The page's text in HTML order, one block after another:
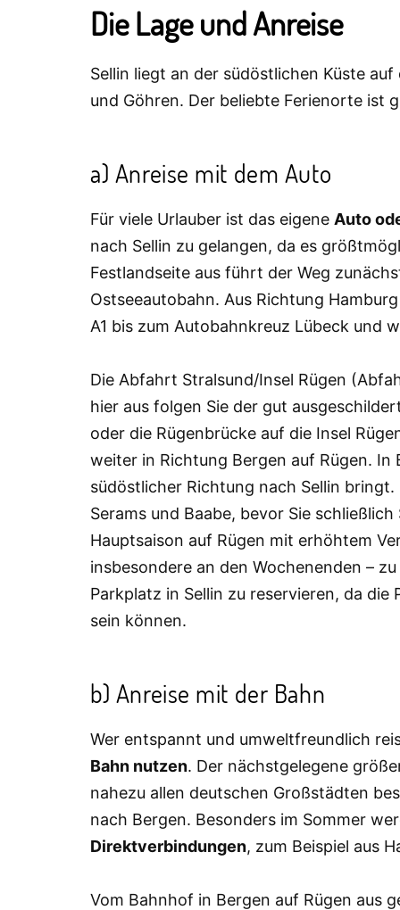
Die Lage und Anreise
Sellin liegt an der südöstlichen Küste
und Göhren. Der beliebte Ferienorte ist
a) Anreise mit dem Auto
Für viele Urlauber ist das eigene Auto
nach Sellin zu gelangen, da es
Festlandseite aus führt der Weg
Ostseeautobahn. Aus Richtung
A1 bis zum Autobahnkreuz Lübeck und
Die Abfahrt Stralsund/Insel Rügen
hier aus folgen Sie der gut
oder die Rügenbrücke auf die Insel
weiter in Richtung Bergen auf Rügen. In
südöstlicher Richtung nach Sellin
Serams und Baabe, bevor Sie
Hauptsaison auf Rügen mit erhöhtem
insbesondere an den Wochenenden –
Parkplatz in Sellin zu reservieren, da
sein können.
b) Anreise mit der Bahn
Wer entspannt und umweltfreundlich
Bahn nutzen. Der nächstgelegene
nahezu allen deutschen Großstädten
nach Bergen. Besonders im Sommer
Direktverbindungen, zum Beispiel aus
Vom Bahnhof in Bergen auf Rügen aus